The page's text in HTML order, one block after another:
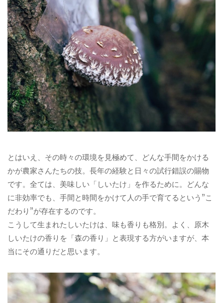
とはいえ、その時々の環境を見極めて、どんな手間をかける
かが農家さんたちの技。長年の経験と日々の試行錯誤の賜物
です。全ては、美味しい「しいたけ」を作るために。どんな
に非効率でも、手間と時間をかけて人の手で育てるという”こ
だわり”が存在するのです。
こうして生まれたしいたけは、味も香りも格別。よく、原木
しいたけの香りを「森の香り」と表現する方がいますが、本
当にその通りだと思います。